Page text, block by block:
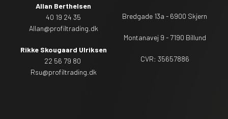
Allan Berthelsen
40 19 24 35
Allan@profiltrading.dk
Rikke Skougaard Ulriksen
22 56 79 80
Rsu@profiltrading.dk
Bredgade 13a - 6900 Skjern
Montanavej 9 - 7190 Billund
CVR: 35657886